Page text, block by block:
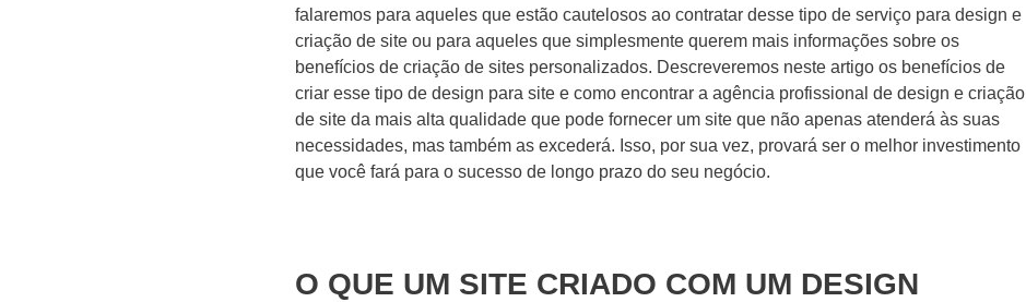
falaremos para aqueles que estão cautelosos ao contratar desse tipo de serviço para design e
criação de site ou para aqueles que simplesmente querem mais informações sobre os
benefícios de criação de sites personalizados. Descreveremos neste artigo os benefícios de
criar esse tipo de design para site e como encontrar a agência profissional de design e criação
de site da mais alta qualidade que pode fornecer um site que não apenas atenderá às suas
necessidades, mas também as excederá. Isso, por sua vez, provará ser o melhor investimento
que você fará para o sucesso de longo prazo do seu negócio.
O QUE UM SITE CRIADO COM UM DESIGN